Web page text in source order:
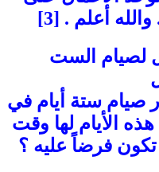
أعلم . [3]
لصيام الست
صيام ستة أيام في
الأيام لها وقت
فرضاً عليه ؟